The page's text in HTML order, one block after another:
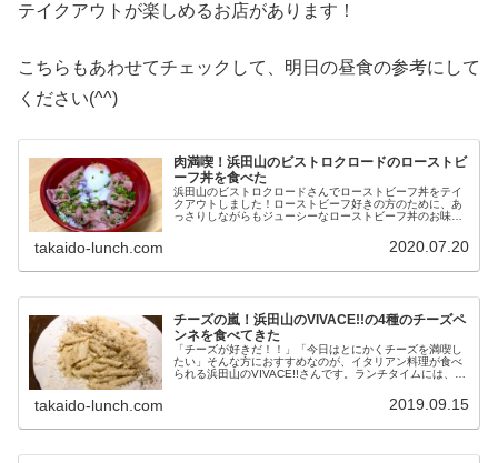
テイクアウトが楽しめるお店があります！
こちらもあわせてチェックして、明日の昼食の参考にして
ください(^^)
肉満喫！浜田山のビストロクロードのローストビ
ーフ丼を食べた
浜田山のビストロクロードさんでローストビーフ丼をテイ
クアウトしました！ローストビーフ好きの方のために、あ
っさりしながらもジューシーなローストビーフ丼のお味を
takaido-lunch.com 2020.07.20
チーズの嵐！浜田山のVIVACE!!の4種のチーズペ
ンネを食べてきた
「チーズが好きだ！！」「今日はとにかくチーズを満喫し
たい」そんな方におすすめなのが、イタリアン料理が食べ
られる浜田山のVIVACE!!さんです。ランチタイムには、チ
takaido-lunch.com 2019.09.15